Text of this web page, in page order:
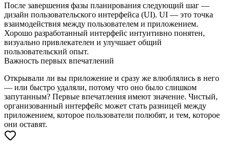
После завершения фазы планирования следующий шаг —
дизайн пользовательского интерфейса (UI). UI — это точка
взаимодействия между пользователем и приложением.
Хорошо разработанный интерфейс интуитивно понятен,
визуально привлекателен и улучшает общий
пользовательский опыт.
Важность первых впечатлений
Открывали ли вы приложение и сразу же влюблялись в него
— или быстро удаляли, потому что оно было слишком
запутанным? Первые впечатления имеют значение. Чистый,
организованный интерфейс может стать разницей между
приложением, которое пользователи полюбят, и тем, которое
они оставят.